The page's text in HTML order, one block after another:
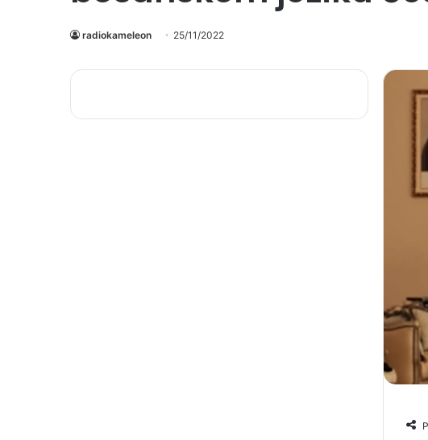
radiokameleon 25/11/2022